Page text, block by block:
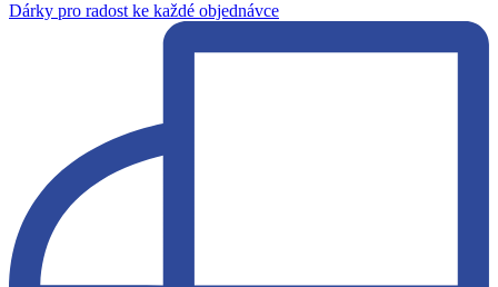
Dárky pro radost ke každé objednávce